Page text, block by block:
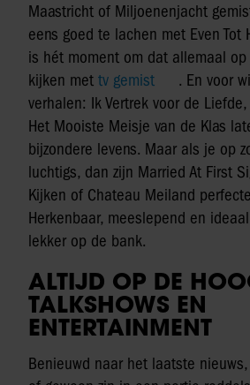
Maastricht of Miljoenenjacht
eens goed te lachen met Even Tot
is hét moment om dat allemaal
kijken met tv gemist
. En voor
verhalen: Ik Vertrek voor de
Het Mooiste Meisje van de Klas
bijzondere levens. Maar als je op
luchtigs, dan zijn Married At First
Kijken of Chateau Meiland
Herkenbaar, meeslepend en
lekker op de bank.
ALTIJD OP DE
TALKSHOWS EN
ENTERTAINMENT
Benieuwd naar het laatste